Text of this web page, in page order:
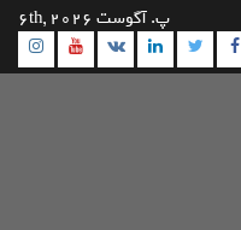
پ. آگوست 6th, 2026
Facebook
Twitter
Linkedin
VK